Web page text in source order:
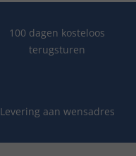
100 dagen kosteloos
terugsturen
Levering aan wensadres